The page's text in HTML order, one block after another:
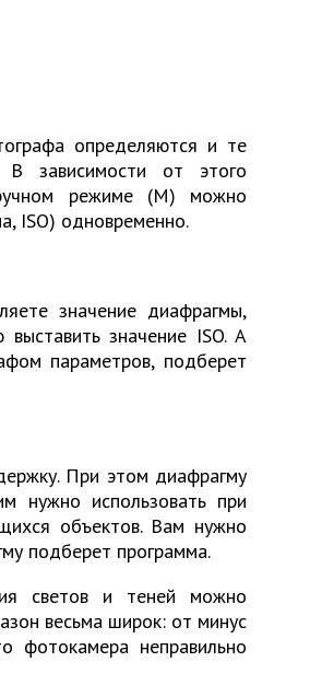
определяются и те
В зависимости от этого
режиме (М) можно
ISO) одновременно.
значение диафрагмы,
значение ISO. А
параметров, подберет
При этом диафрагму
нужно использовать при
объектов. Вам нужно
подберет программа.
светов и теней можно
весьма широк: от минус
фотокамера неправильно